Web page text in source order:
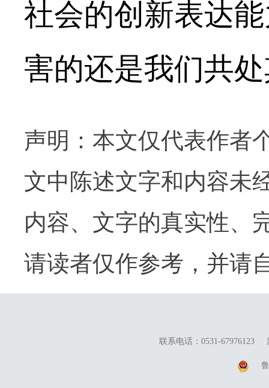
社会的创新表达
害的还是我们共
声明：本文仅代表作者
文中陈述文字和内容未
内容、文字的真实性、
请读者仅作参考，并请
联系电话：0531-67976123